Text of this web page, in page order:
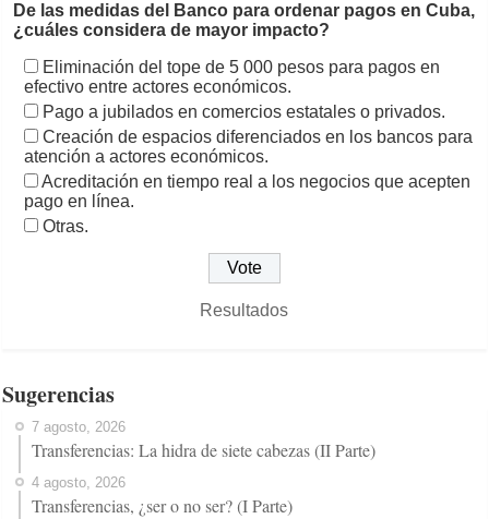
De las medidas del Banco para ordenar pagos en Cuba,
¿cuáles considera de mayor impacto?
Eliminación del tope de 5 000 pesos para pagos en
efectivo entre actores económicos.
Pago a jubilados en comercios estatales o privados.
Creación de espacios diferenciados en los bancos para
atención a actores económicos.
Acreditación en tiempo real a los negocios que acepten
pago en línea.
Otras.
Resultados
Sugerencias
7 agosto, 2026
Transferencias: La hidra de siete cabezas (II Parte)
4 agosto, 2026
Transferencias, ¿ser o no ser? (I Parte)